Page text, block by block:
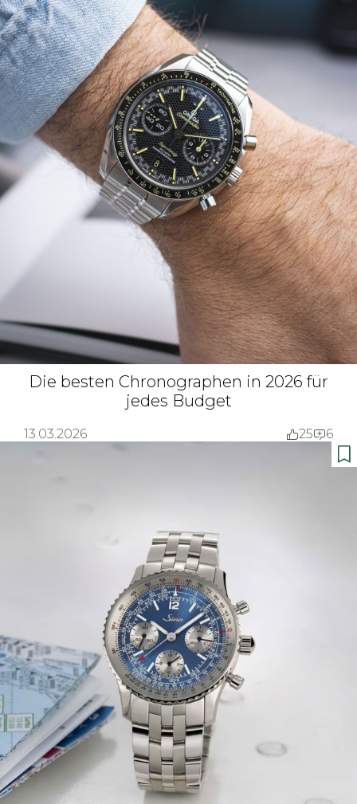
Die besten Chronographen in 2026 für
jedes Budget
13.03.2026 25 6